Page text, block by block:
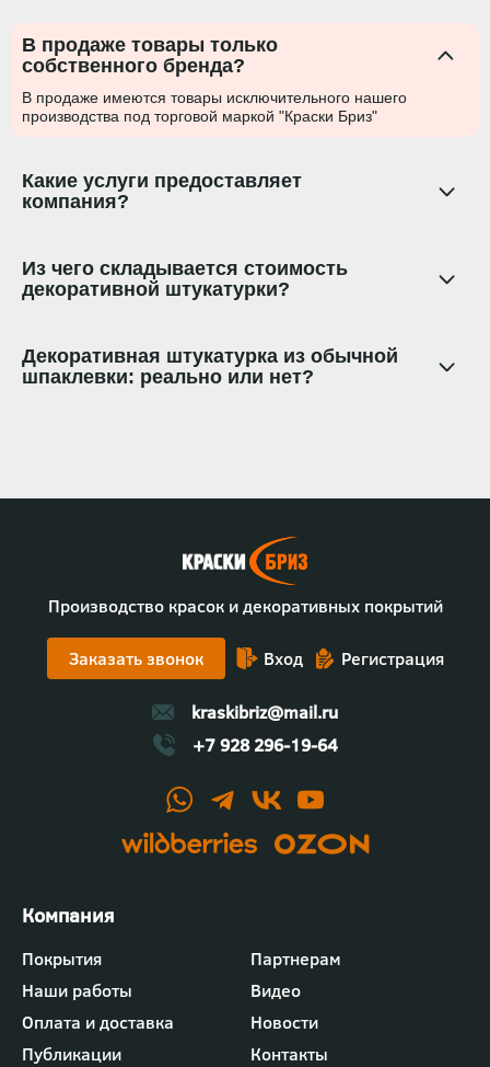
В продаже товары только
собственного бренда?
В продаже имеются товары исключительного нашего
производства под торговой маркой "Краски Бриз"
Какие услуги предоставляет
компания?
Из чего складывается стоимость
декоративной штукатурки?
Декоративная штукатурка из обычной
шпаклевки: реально или нет?
Производство красок и декоративных покрытий
Заказать звонок Вход Регистрация
kraskibriz@mail.ru
+7 928 296-19-64
Футер
-
меню
"Компания"
Покрытия
Партнерам
Наши работы
Видео
Оплата и доставка
Новости
Публикации
Контакты